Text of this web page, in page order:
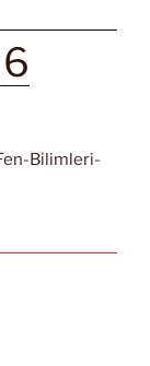
Bilimleri-